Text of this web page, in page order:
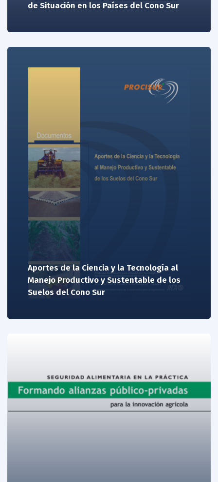
de Situación en los Países del Cono Sur
Aportes de la Ciencia y la Tecnología al
Manejo Productivo y Sustentable de los
Suelos del Cono Sur